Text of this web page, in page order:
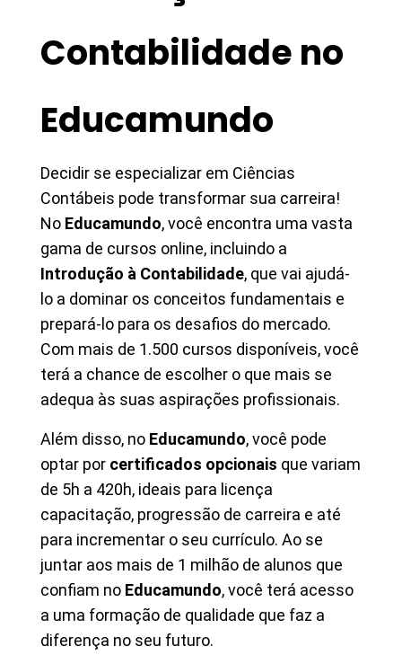
Contabilidade no
Educamundo
Decidir se especializar em Ciências
Contábeis pode transformar sua carreira!
No Educamundo, você encontra uma vasta
gama de cursos online, incluindo a
Introdução à Contabilidade, que vai ajudá-
lo a dominar os conceitos fundamentais e
prepará-lo para os desafios do mercado.
Com mais de 1.500 cursos disponíveis, você
terá a chance de escolher o que mais se
adequa às suas aspirações profissionais.
Além disso, no Educamundo, você pode
optar por certificados opcionais que variam
de 5h a 420h, ideais para licença
capacitação, progressão de carreira e até
para incrementar o seu currículo. Ao se
juntar aos mais de 1 milhão de alunos que
confiam no Educamundo, você terá acesso
a uma formação de qualidade que faz a
diferença no seu futuro.